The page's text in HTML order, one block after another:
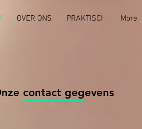
OVER ONS PRAKTISCH More
contact gegevens